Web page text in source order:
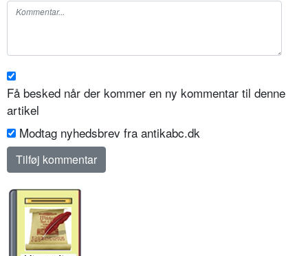
Få besked når der kommer en ny kommentar til denne
artikel
Modtag nyhedsbrev fra antikabc.dk